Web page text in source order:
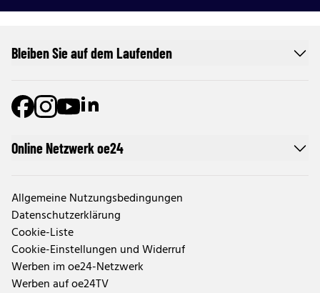
Online Netzwerk oe24
Allgemeine Nutzungsbedingungen
Datenschutzerklärung
Cookie-Liste
Cookie-Einstellungen und Widerruf
Werben im oe24-Netzwerk
Werben auf oe24TV
Bleiben Sie auf dem Laufenden